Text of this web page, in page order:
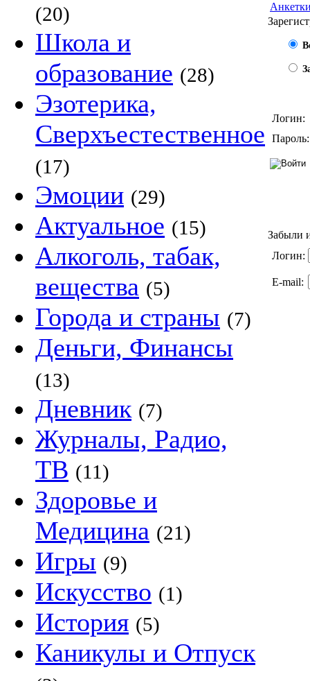
(20)
Школа и
образование (28)
Эзотерика,
Сверхъестественное
(17)
Эмоции (29)
Актуальное (15)
Алкоголь, табак,
вещества (5)
Города и страны (7)
Деньги, Финансы
(13)
Дневник (7)
Журналы, Радио,
ТВ (11)
Здоровье и
Медицина (21)
Игры (9)
Искусство (1)
История (5)
Каникулы и Отпуск
Логин:
Пароль:
Забыли
Логин:
E-mail: